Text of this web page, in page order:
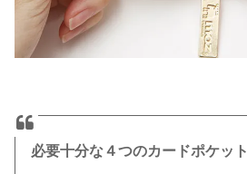
必要十分な４つのカードポケット